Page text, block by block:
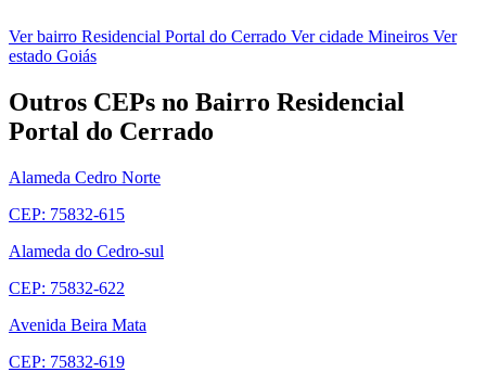
Ver bairro Residencial Portal do Cerrado Ver cidade Mineiros Ver
estado Goiás
Outros CEPs no Bairro Residencial
Portal do Cerrado
Alameda Cedro Norte
CEP: 75832-615
Alameda do Cedro-sul
CEP: 75832-622
Avenida Beira Mata
CEP: 75832-619